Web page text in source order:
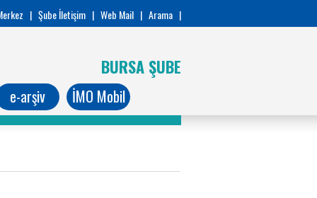
| Şube İletişim | Web Mail | Arama |
BURSA ŞUBE
e-arşiv İMO Mobil